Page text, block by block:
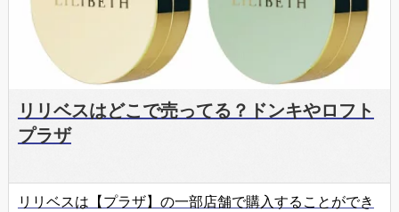
リリベスはどこで売ってる？ドンキやロフト
プラザ
リリベスは【プラザ】の一部店舗で購入することができ